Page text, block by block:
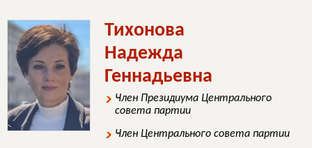
Тихонова
Надежда
Геннадьевна
Член Президиума Центрального
совета партии
Член Центрального совета партии